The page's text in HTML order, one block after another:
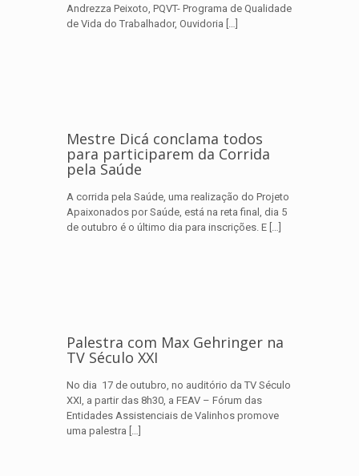
Andrezza Peixoto, PQVT- Programa de Qualidade
de Vida do Trabalhador, Ouvidoria […]
Mestre Dicá conclama todos
para participarem da Corrida
pela Saúde
A corrida pela Saúde, uma realização do Projeto
Apaixonados por Saúde, está na reta final, dia 5
de outubro é o último dia para inscrições. E […]
Palestra com Max Gehringer na
TV Século XXI
No dia 17 de outubro, no auditório da TV Século
XXI, a partir das 8h30, a FEAV – Fórum das
Entidades Assistenciais de Valinhos promove
uma palestra […]